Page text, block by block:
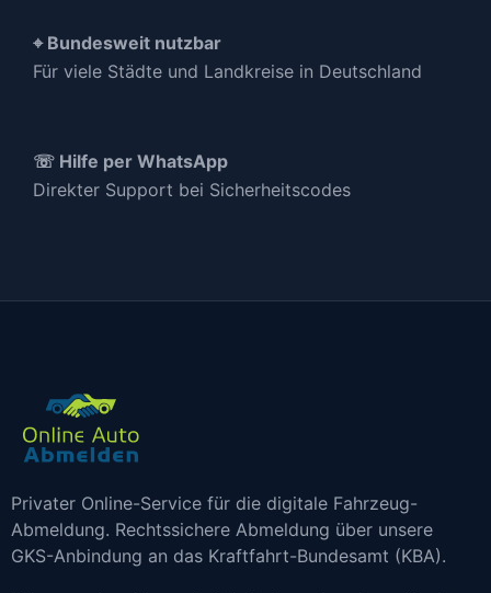
⌖ Bundesweit nutzbar
Für viele Städte und Landkreise in Deutschland
☏ Hilfe per WhatsApp
Direkter Support bei Sicherheitscodes
Privater Online-Service für die digitale Fahrzeug-
Abmeldung. Rechtssichere Abmeldung über unsere
GKS-Anbindung an das Kraftfahrt-Bundesamt (KBA).